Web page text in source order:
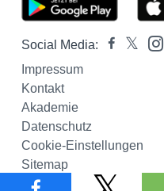
Social Media:
Impressum
Kontakt
Akademie
Datenschutz
Cookie-Einstellungen
Sitemap